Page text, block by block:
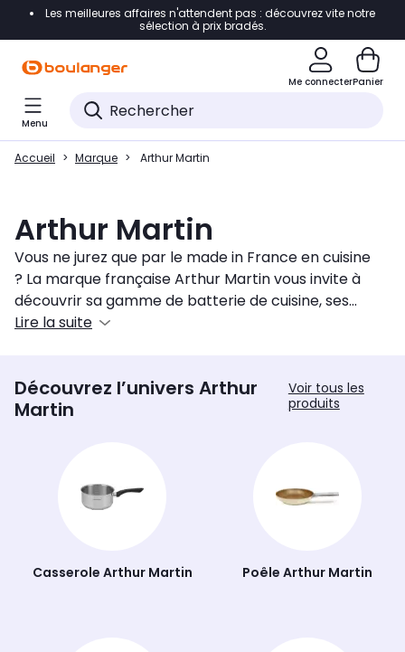
Accéder directement à la navigation
Accéder directement au pied de page
Accéder directement au chatbot
Les meilleures affaires n'attendent pas : découvrez vite notre
sélection à prix bradés.
Me connecterPanier
Menu
Accueil Marque Arthur Martin
Arthur Martin
Vous ne jurez que par le made in France en cuisine
? La marque française Arthur Martin vous invite à
découvrir sa gamme de batterie de cuisine, ses
poêles et ses casseroles avec revêtement anti
un ensemble de casserolerie en aluminium et ses
poignées amovibles compatibles. Des équipements
Lire la suite
Découvrez l’univers Arthur
Martin
Voir tous les
produits
Casserole Arthur Martin Poêle Arthur Martin